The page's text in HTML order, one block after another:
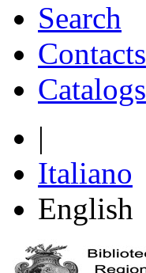
Search
Contacts
Catalogs
|
Italiano
English